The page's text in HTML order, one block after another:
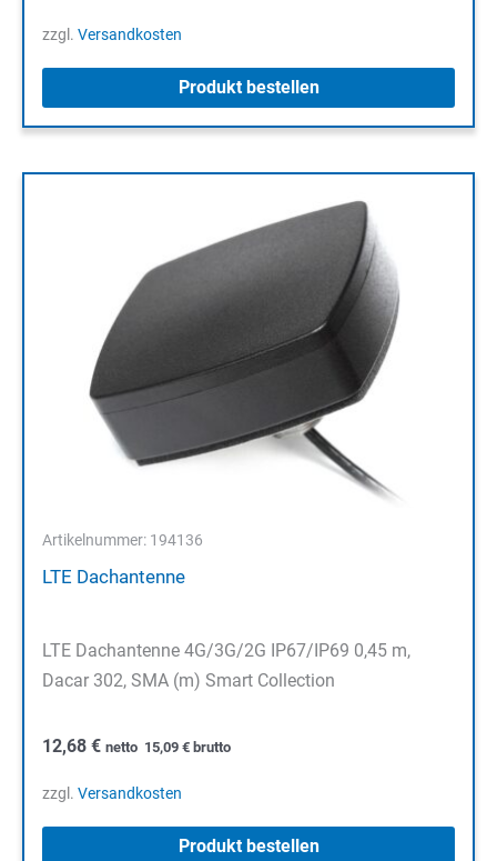
zzgl. Versandkosten
Produkt bestellen
Artikelnummer: 194136
LTE Dachantenne
LTE Dachantenne 4G/3G/2G IP67/IP69 0,45 m,
Dacar 302, SMA (m) Smart Collection
12,68 € netto 15,09 € brutto
zzgl. Versandkosten
Produkt bestellen